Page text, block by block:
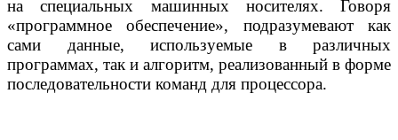
на специальных машинных носителях. Говоря
«программное обеспечение», подразумевают как
сами данные, используемые в различных
программах, так и алгоритм, реализованный в форме
последовательности команд для процессора.